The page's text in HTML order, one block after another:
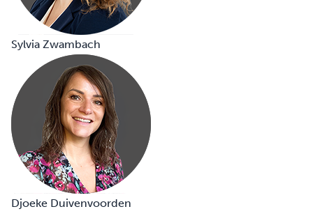
Sylvia Zwambach
Djoeke Duivenvoorden